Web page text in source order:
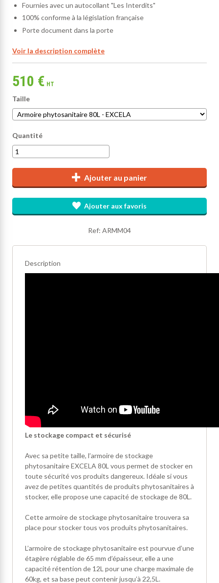
Fournies avec un autocollant "Les Interdits"
100% conforme à la législation française
Porte document dans la porte
Voir la description complète
510 € HT
Taille
Quantité
Ajouter au panier
Ajouter aux favoris
Ref: ARMM04
Description
Le stockage compact et sécurisé
Avec sa petite taille, l’armoire de stockage
phytosanitaire EXCELA 80L vous permet de stocker en
toute sécurité vos produits dangereux. Idéale si vous
avez de petites quantités de produits phytosanitaires à
stocker, elle propose une capacité de stockage de 80L.
Cette armoire de stockage phytosanitaire trouvera sa
place pour stocker tous vos produits phytosanitaires.
L’armoire de stockage phytosanitaire est pourvue d’une
étagère réglable de 65 mm d’épaisseur, elle a une
capacité rétention de 12L pour une charge maximale de
60kg, et sa base peut contenir jusqu’à 22,5L.